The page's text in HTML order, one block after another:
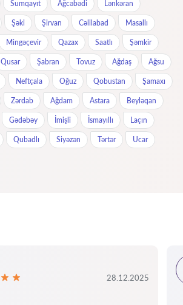
Sumqayıt Ağcəbədi Lənkəran
Şəki Şirvan Cəlilabad Masallı
Mingəçevir Qazax Saatlı Şəmkir
Qusar Şabran Tovuz Ağdaş Ağsu
Neftçala Oğuz Qobustan Şamaxı
Zərdab Ağdam Astara Beyləqan
Gədəbəy İmişli İsmayıllı Laçın
Qubadlı Siyəzən Tərtər Ucar
28.12.2025